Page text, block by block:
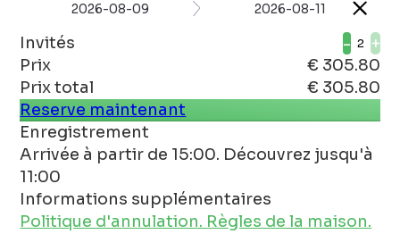
2026-08-09 2026-08-11
Invités -
+
Prix
€ 305.80
Prix ​​total
€ 305.80
Reserve maintenant
Enregistrement
Arrivée à partir de 15:00. Découvrez jusqu'à
11:00
Informations supplémentaires
Politique d'annulation. Règles de la maison.